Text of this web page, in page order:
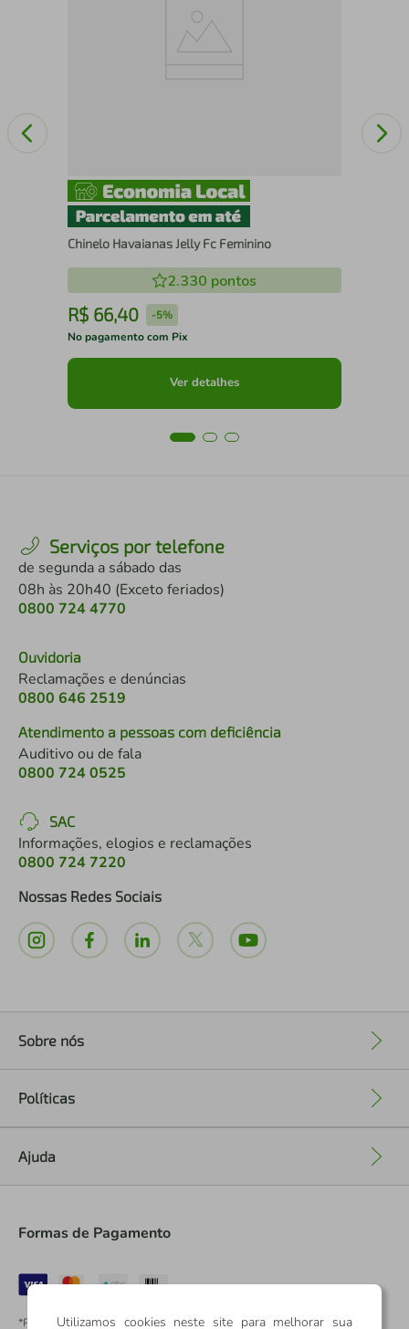
Chinelo Havaianas Jelly Fc Feminino
2.330 pontos
R$ 66,40 -5%
No pagamento com Pix
Ver detalhes
Serviços por telefone
de segunda a sábado das
08h às 20h40 (Exceto feriados)
0800 724 4770
Ouvidoria
Reclamações e denúncias
0800 646 2519
Atendimento a pessoas com deficiência
Auditivo ou de fala
0800 724 0525
SAC
Informações, elogios e reclamações
0800 724 7220
Nossas Redes Sociais
Sobre nós
Políticas
Ajuda
Formas de Pagamento
*Pontos dos Cartões Sicredi
Utilizamos cookies neste site para melhorar sua